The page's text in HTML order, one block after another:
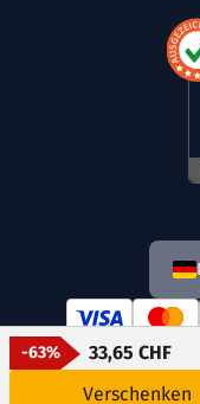
-63% 33,65 CHF
Verschenken
© GetAway